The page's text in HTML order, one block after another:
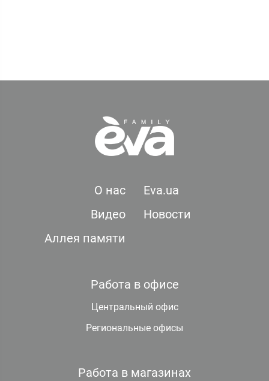
О нас
Eva.ua
Видео
Новости
Аллея памяти
Работа в офисе
Центральный офис
Региональные офисы
Работа в магазинах